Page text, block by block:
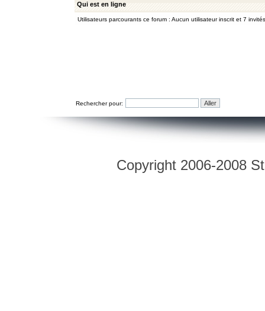
Qui est en ligne
Utilisateurs parcourants ce forum : Aucun utilisateur inscrit et 7 invités
Rechercher pour:
Copyright 2006-2008